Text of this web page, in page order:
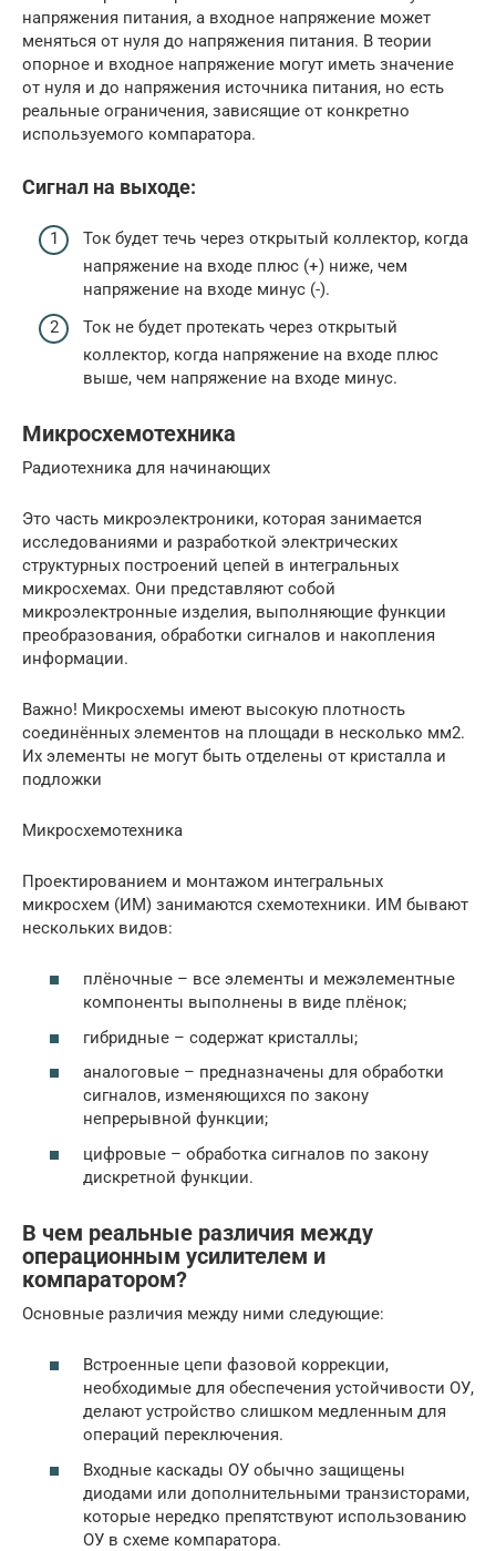
напряжения питания, а входное напряжение может
меняться от нуля до напряжения питания. В теории
опорное и входное напряжение могут иметь значение
от нуля и до напряжения источника питания, но есть
реальные ограничения, зависящие от конкретно
используемого компаратора.
Сигнал на выходе:
Ток будет течь через открытый коллектор, когда
напряжение на входе плюс (+) ниже, чем
напряжение на входе минус (-).
Ток не будет протекать через открытый
коллектор, когда напряжение на входе плюс
выше, чем напряжение на входе минус.
Микросхемотехника
Радиотехника для начинающих
Это часть микроэлектроники, которая занимается
исследованиями и разработкой электрических
структурных построений цепей в интегральных
микросхемах. Они представляют собой
микроэлектронные изделия, выполняющие функции
преобразования, обработки сигналов и накопления
информации.
Важно! Микросхемы имеют высокую плотность
соединённых элементов на площади в несколько мм2.
Их элементы не могут быть отделены от кристалла и
подложки
Микросхемотехника
Проектированием и монтажом интегральных
микросхем (ИМ) занимаются схемотехники. ИМ бывают
нескольких видов:
плёночные – все элементы и межэлементные
компоненты выполнены в виде плёнок;
гибридные – содержат кристаллы;
аналоговые – предназначены для обработки
сигналов, изменяющихся по закону
непрерывной функции;
цифровые – обработка сигналов по закону
дискретной функции.
В чем реальные различия между
операционным усилителем и
компаратором?
Основные различия между ними следующие:
Встроенные цепи фазовой коррекции,
необходимые для обеспечения устойчивости ОУ,
делают устройство слишком медленным для
операций переключения.
Входные каскады ОУ обычно защищены
диодами или дополнительными транзисторами,
которые нередко препятствуют использованию
ОУ в схеме компаратора.